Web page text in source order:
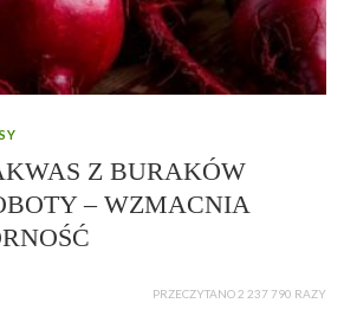
Z BURAKÓW
– WZMACNIA
PRZECZYTANO 2 237 790 RAZY